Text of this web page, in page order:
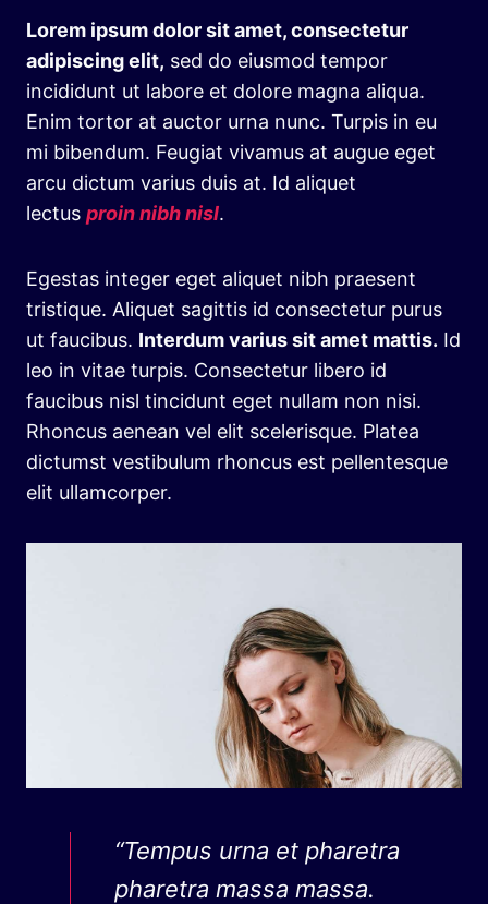
Lorem ipsum dolor sit amet, consectetur
adipiscing elit, sed do eiusmod tempor
incididunt ut labore et dolore magna aliqua.
Enim tortor at auctor urna nunc. Turpis in eu
mi bibendum. Feugiat vivamus at augue eget
arcu dictum varius duis at. Id aliquet
lectus proin nibh nisl.
Egestas integer eget aliquet nibh praesent
tristique. Aliquet sagittis id consectetur purus
ut faucibus. Interdum varius sit amet mattis. Id
leo in vitae turpis. Consectetur libero id
faucibus nisl tincidunt eget nullam non nisi.
Rhoncus aenean vel elit scelerisque. Platea
dictumst vestibulum rhoncus est pellentesque
elit ullamcorper.
“Tempus urna et pharetra
pharetra massa massa.